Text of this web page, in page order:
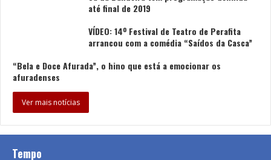
até final de 2019
VÍDEO: 14º Festival de Teatro de Perafita
arrancou com a comédia “Saídos da Casca”
“Bela e Doce Afurada”, o hino que está a emocionar os
afuradenses
Ver mais notícias
Tempo